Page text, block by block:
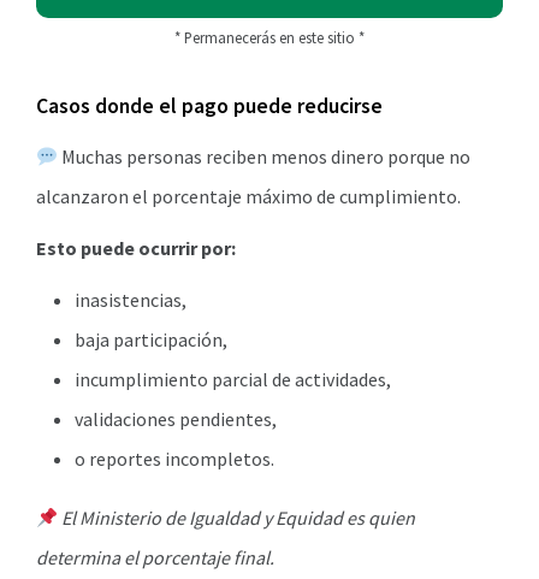
* Permanecerás en este sitio *
Casos donde el pago puede reducirse
Muchas personas reciben menos dinero porque no
alcanzaron el porcentaje máximo de cumplimiento.
Esto puede ocurrir por:
inasistencias,
baja participación,
incumplimiento parcial de actividades,
validaciones pendientes,
o reportes incompletos.
El Ministerio de Igualdad y Equidad es quien
determina el porcentaje final.